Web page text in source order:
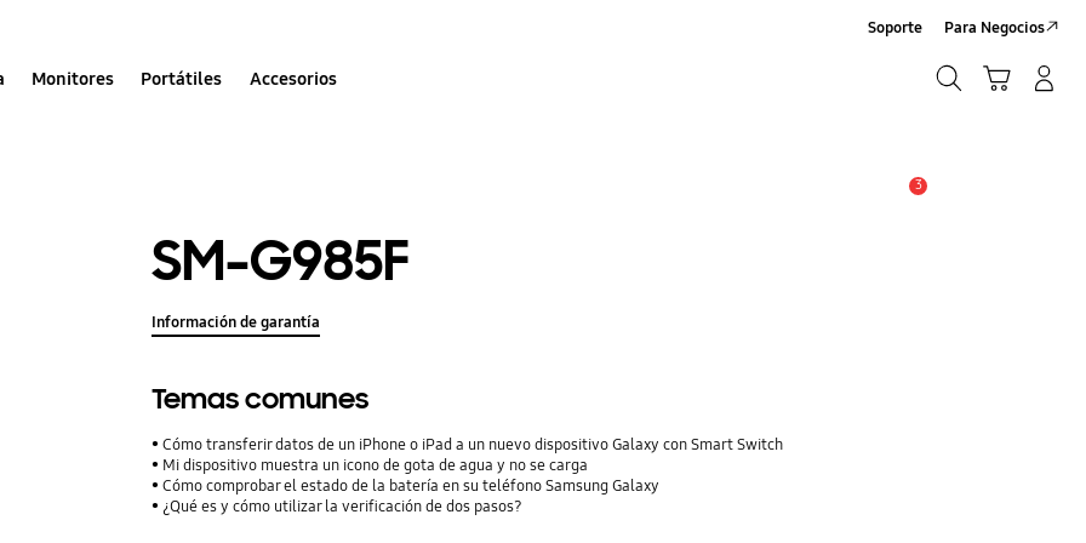
Monitores Portátiles Accesorios
Soporte Para Negocios
3
SM-G985F
Información de garantía
Temas comunes
Cómo transferir datos de un iPhone o iPad a un nuevo dispositivo Galaxy con Smart Switch
Mi dispositivo muestra un icono de gota de agua y no se carga
Cómo comprobar el estado de la batería en su teléfono Samsung Galaxy
¿Qué es y cómo utilizar la verificación de dos pasos?